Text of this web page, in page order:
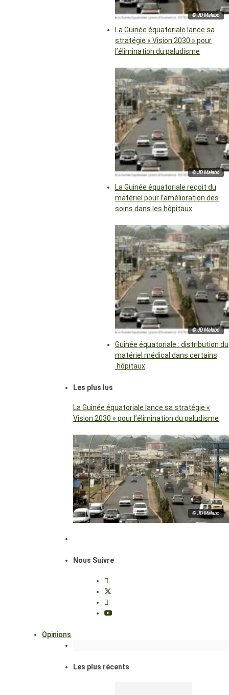
© JD Malabo
La Guinée équatoriale lance sa
stratégie « Vision 2030 » pour
l’élimination du paludisme
© JD Malabo
La Guinée équatoriale reçoit du
matériel pour l’amélioration des
soins dans les hôpitaux
© JD Malabo
Guinée équatoriale : distribution du
matériel médical dans certains
hôpitaux
Les plus lus
La Guinée équatoriale lance sa stratégie «
Vision 2030 » pour l’élimination du paludisme
© JD Malabo
Nous Suivre
Opinions
Les plus récents